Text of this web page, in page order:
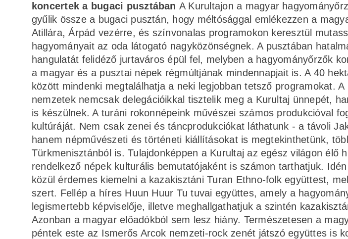
koncertek a bugaci pusztában A Kurultajon a magyar
gyűlik össze a bugaci pusztán, hogy méltósággal emlékezzen a
Atillára, Árpád vezérre, és színvonalas programokon keresztül
hagyományait az oda látogató nagyközönségnek. A pusztában
hangulatát felidéző jurtaváros épül fel, melyben a hagyományőrzők
a magyar és a pusztai népek régmúltjának mindennapjait is. A 40
között mindenki megtalálhatja a neki legjobban tetsző programokat.
nemzetek nemcsak delegációikkal tisztelik meg a Kurultaj ünnepét,
is készülnek. A turáni rokonnépeink művészei számos produkcióval
kultúráját. Nem csak zenei és táncprodukciókat láthatunk - a távoli
hanem népművészeti és történeti kiállításokat is megtekinthetünk,
Türkmenisztánból is. Tulajdonképpen a Kurultaj az egész világon élő
rendelkező népek kulturális bemutatójaként is számon tarthatjuk.
közül érdemes kiemelni a kazakisztáni Turan Ethno-folk együttest,
szert. Fellép a híres Huun Huur Tu tuvai együttes, amely a
legismertebb képviselője, illetve meghallgathatjuk a szintén
Azonban a magyar előadókból sem lesz hiány. Természetesen a
péntek este az Ismerős Arcok nemzeti-rock zenét játszó együttes is